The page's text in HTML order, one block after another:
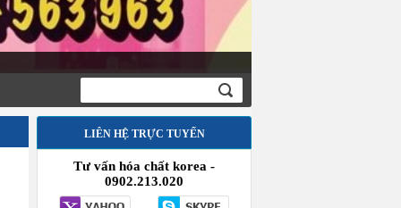
LIÊN HỆ TRỰC TUYẾN
Tư vấn hóa chất korea -
0902.213.020